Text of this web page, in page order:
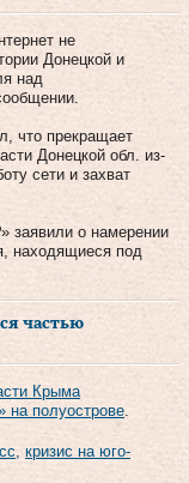
не
Донецкой и
над
что прекращает
Донецкой обл. из-
сети и захват
заявили о намерении
находящиеся под
частью
Крыма
на полуострове
кризис на юго-